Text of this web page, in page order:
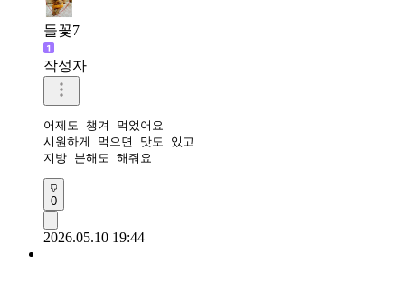
들꽃7
작성자
어제도 챙겨 먹었어요
시원하게 먹으면 맛도 있고
지방 분해도 해줘요
0
2026.05.10 19:44